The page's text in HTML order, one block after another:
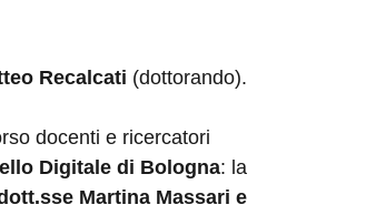
Recalcati (dottorando).
docenti e ricercatori
Digitale di Bologna: la
Martina Massari e